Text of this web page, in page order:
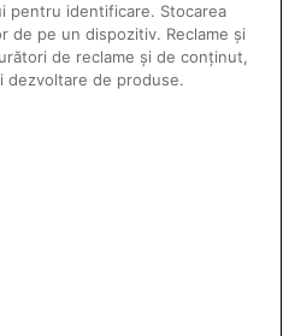
pesticide producător;
rezervate.
proprietatea titularilor de
la calitate
pentru identificare. Stocarea
de pe un dispozitiv. Reclame și
de reclame și de conținut,
dezvoltare de produse.